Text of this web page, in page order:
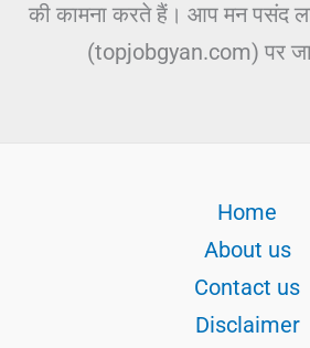
की कामना करते हैं। आप मन पसंद
(topjobgyan.com) पर
Home
About us
Contact us
Disclaimer